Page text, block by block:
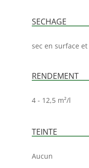
SECHAGE
sec en surface
RENDEMENT
4 - 12,5 m²/l
TEINTE
Aucun